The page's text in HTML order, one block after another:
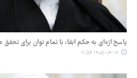
پاسخ اژه‌ای به حکم ابقا: با تمام توان برای
۱۴۰۵-۰۴-۱۶ ۱۱:۵۶